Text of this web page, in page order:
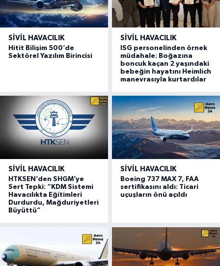
SIVIL HAVACILIK
Hitit Bilişim 500’de
Sektörel Yazılım Birincisi
SIVIL HAVACILIK
ISG personelinden örnek
müdahale: Boğazına
boncuk kaçan 2 yaşındaki
bebeğin hayatını Heimlich
manevrasıyla kurtardılar
SIVIL HAVACILIK
HTKSEN’den SHGM’ye
Sert Tepki: “KDM Sistemi
Havacılıkta Eğitimleri
Durdurdu, Mağduriyetleri
Büyüttü”
SIVIL HAVACILIK
Boeing 737 MAX 7, FAA
sertifikasını aldı: Ticari
uçuşların önü açıldı